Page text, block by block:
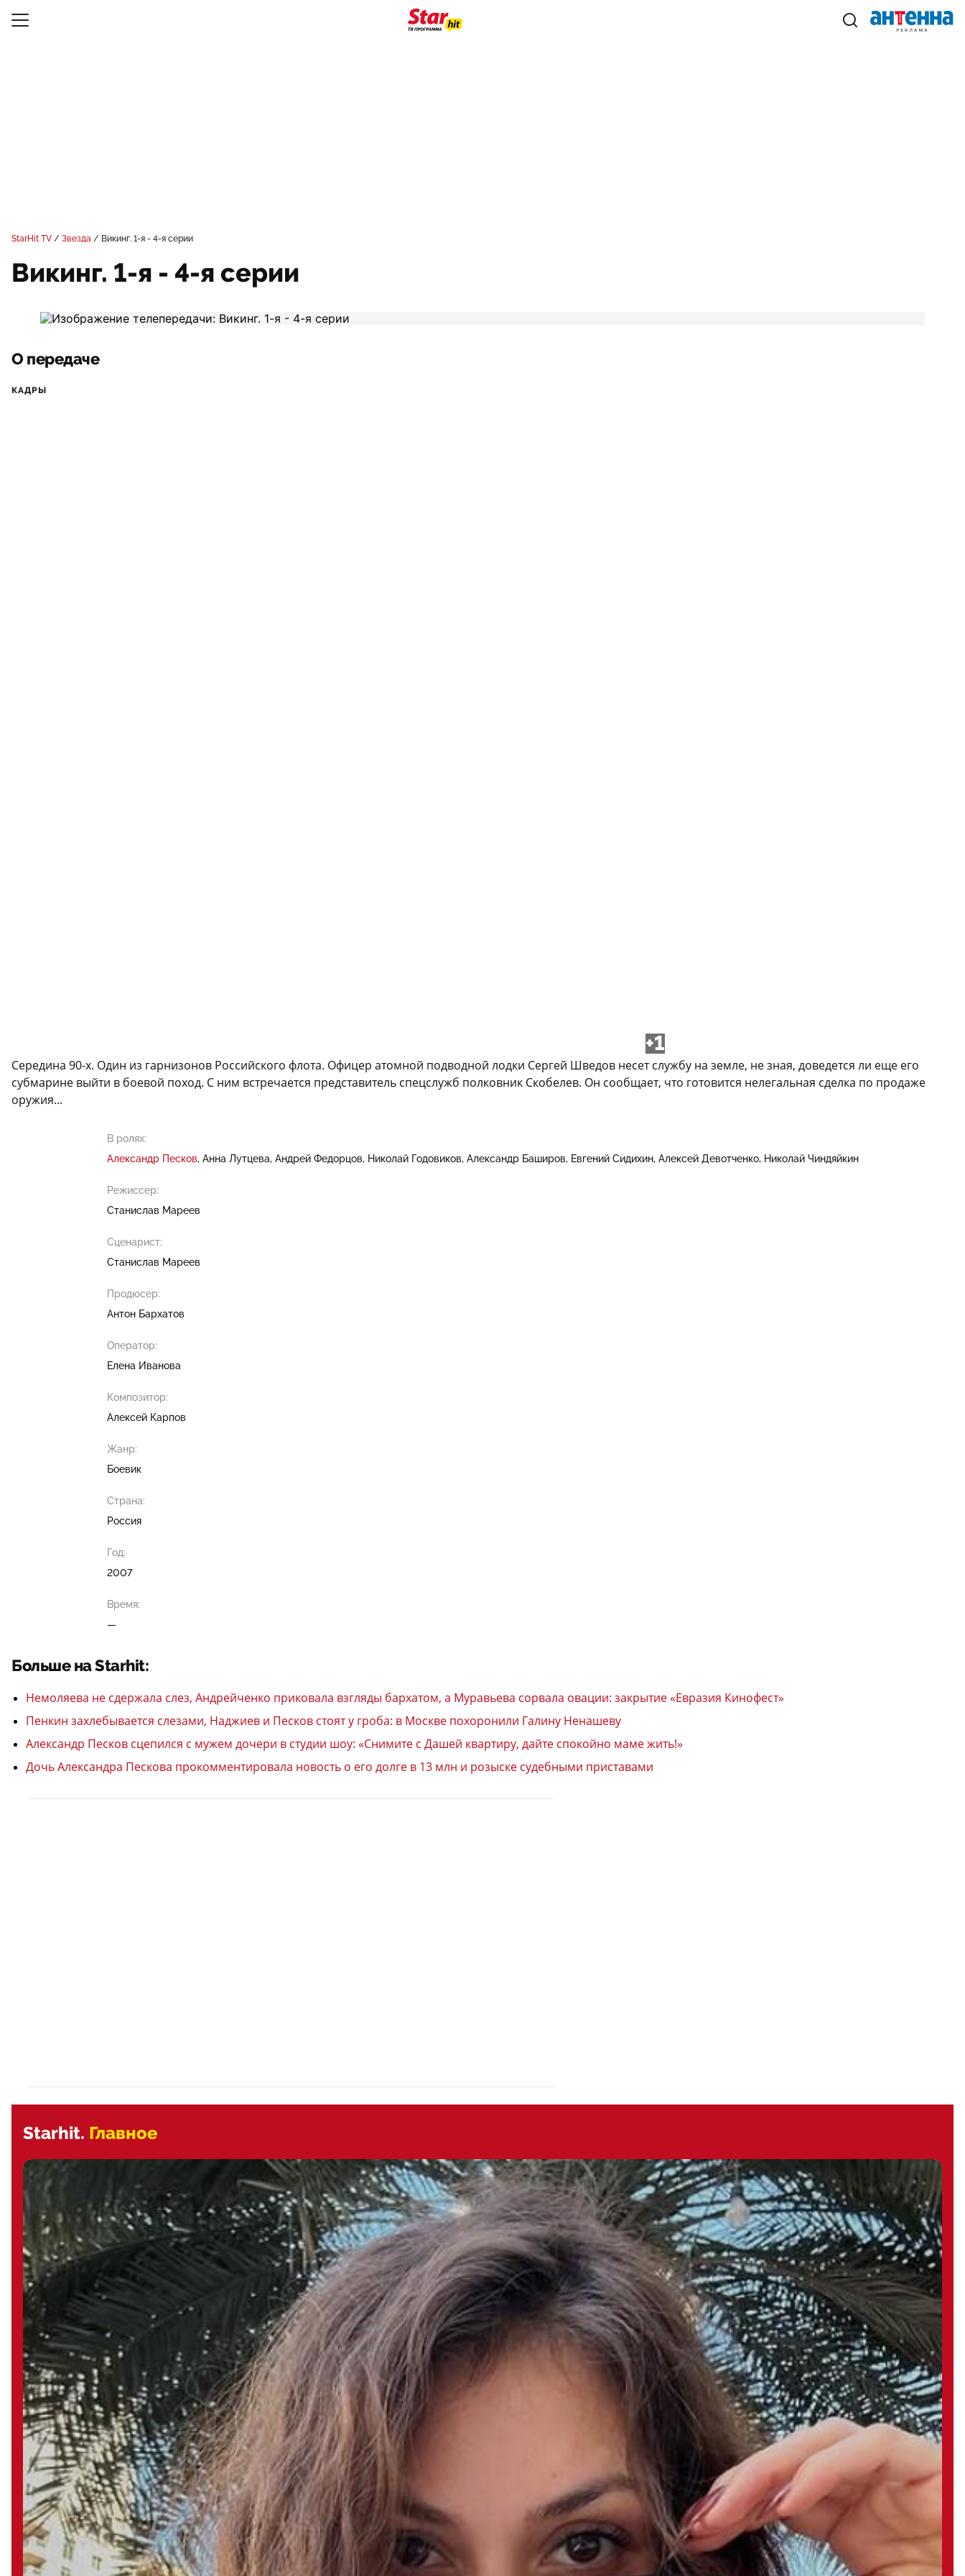
StarHit TV Звезда Викинг. 1-я - 4-я серии
Викинг. 1-я - 4-я серии
О передаче
КАДРЫ
+1
Середина 90-х. Один из гарнизонов Российского флота. Офицер атомной подводной лодки Сергей Шведов несет службу на земле, не зная, доведется ли еще его
субмарине выйти в боевой поход. С ним встречается представитель спецслужб полковник Скобелев. Он сообщает, что готовится нелегальная сделка по продаже
оружия...
В ролях:
Александр Песков Анна Лутцева Андрей Федорцов Николай Годовиков Александр Баширов Евгений Сидихин Алексей Девотченко Николай Чиндяйкин
Режиссер:
Станислав Мареев
Сценарист:
Станислав Мареев
Продюсер:
Антон Бархатов
Оператор:
Елена Иванова
Композитор:
Алексей Карпов
Жанр:
Боевик
Страна:
Россия
Год:
2007
Время:
—
Больше на Starhit:
Немоляева не сдержала слез, Андрейченко приковала взгляды бархатом, а Муравьева сорвала овации: закрытие «Евразия Кинофест»
Пенкин захлебывается слезами, Наджиев и Песков стоят у гроба: в Москве похоронили Галину Ненашеву
Александр Песков сцепился с мужем дочери в студии шоу: «Снимите с Дашей квартиру, дайте спокойно маме жить!»
Дочь Александра Пескова прокомментировала новость о его долге в 13 млн и розыске судебными приставами
Starhit. Главное